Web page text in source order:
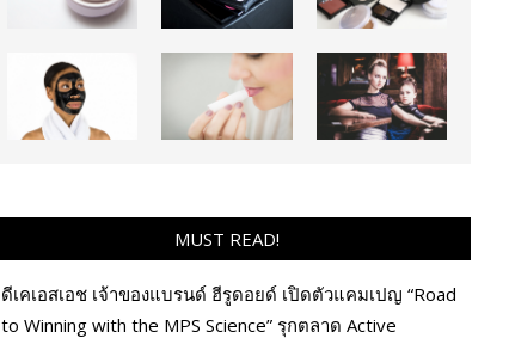
MUST READ!
ดีเคเอสเอช เจ้าของแบรนด์ ฮีรูดอยด์ เปิดตัวแคมเปญ “Road
to Winning with the MPS Science” รุกตลาด Active